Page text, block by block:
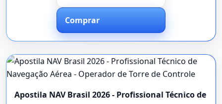
Comprar
Apostila NAV Brasil 2026 - Profissional Técnico de